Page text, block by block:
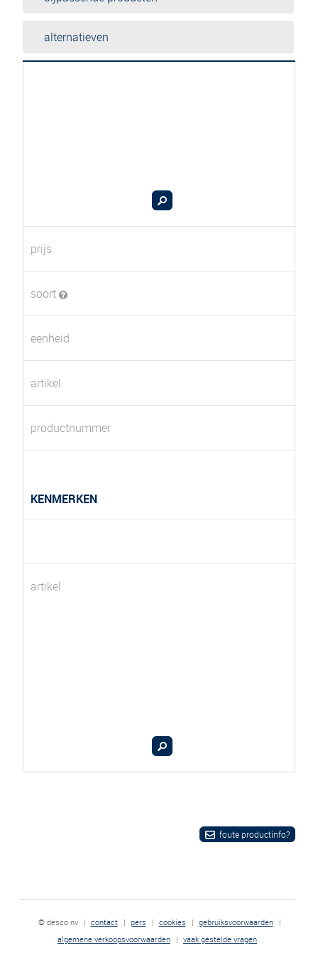
alternatieven
prijs
soort
eenheid
artikel
productnummer
KENMERKEN
artikel
foute productinfo?
© desco nv | contact | pers | cookies | gebruiksvoorwaarden
|
algemene verkoopsvoorwaarden | vaak gestelde vragen